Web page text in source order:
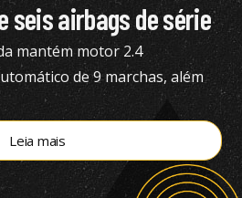
seis airbags de série
mantém motor 2.4
de 9 marchas, além
Leia mais